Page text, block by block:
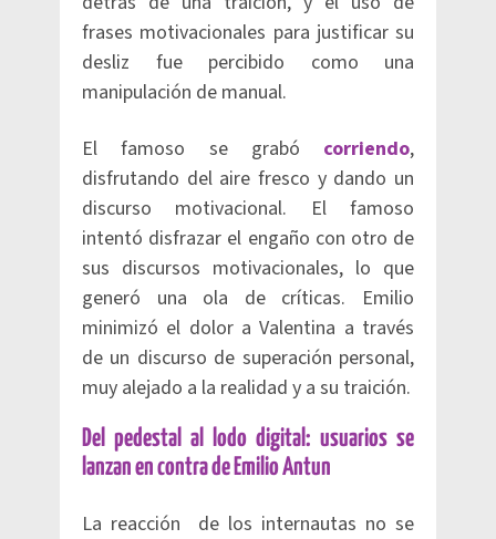
frases motivacionales para justificar su
desliz fue percibido como una
manipulación de manual.
El famoso se grabó corriendo,
disfrutando del aire fresco y dando un
discurso motivacional. El famoso
intentó disfrazar el engaño con otro de
sus discursos motivacionales, lo que
generó una ola de críticas. Emilio
minimizó el dolor a Valentina a través
de un discurso de superación personal,
muy alejado a la realidad y a su traición.
Del pedestal al lodo digital: usuarios se
lanzan en contra de Emilio Antun
La reacción de los internautas no se